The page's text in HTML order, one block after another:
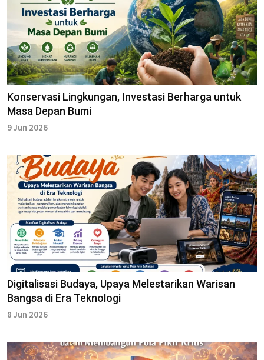
Konservasi Lingkungan, Investasi Berharga untuk
Masa Depan Bumi
9 Jun 2026
Digitalisasi Budaya, Upaya Melestarikan Warisan
Bangsa di Era Teknologi
8 Jun 2026